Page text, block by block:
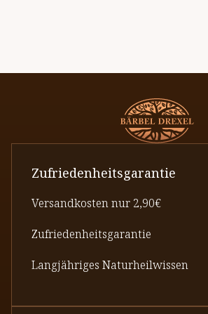
Zufriedenheitsgarantie
Versandkosten nur 2,90€
Zufriedenheitsgarantie
Langjähriges Naturheilwissen